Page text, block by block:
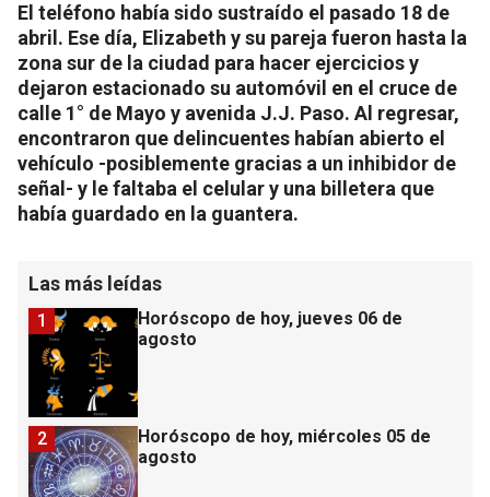
El teléfono había sido sustraído el pasado 18 de
abril. Ese día, Elizabeth y su pareja fueron hasta la
zona sur de la ciudad para hacer ejercicios y
dejaron estacionado su automóvil en el cruce de
calle 1° de Mayo y avenida J.J. Paso. Al regresar,
encontraron que delincuentes habían abierto el
vehículo -posiblemente gracias a un inhibidor de
señal- y le faltaba el celular y una billetera que
había guardado en la guantera.
Las más leídas
Horóscopo de hoy, jueves 06 de
agosto
1
Horóscopo de hoy, miércoles 05 de
agosto
2